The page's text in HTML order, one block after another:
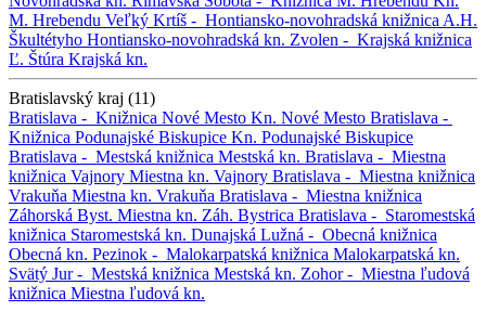
M. Hrebendu Veľký Krtíš - Hontiansko-novohradská knižnica A.H.
Škultétyho Hontiansko-novohradská kn. Zvolen - Krajská knižnica
Ľ. Štúra Krajská kn.
Bratislavský kraj (11)
Bratislava - Knižnica Nové Mesto Kn. Nové Mesto Bratislava -
Knižnica Podunajské Biskupice Kn. Podunajské Biskupice
Bratislava - Mestská knižnica Mestská kn. Bratislava - Miestna
knižnica Vajnory Miestna kn. Vajnory Bratislava - Miestna knižnica
Vrakuňa Miestna kn. Vrakuňa Bratislava - Miestna knižnica
Záhorská Byst. Miestna kn. Záh. Bystrica Bratislava - Staromestská
knižnica Staromestská kn. Dunajská Lužná - Obecná knižnica
Obecná kn. Pezinok - Malokarpatská knižnica Malokarpatská kn.
Svätý Jur - Mestská knižnica Mestská kn. Zohor - Miestna ľudová
knižnica Miestna ľudová kn.